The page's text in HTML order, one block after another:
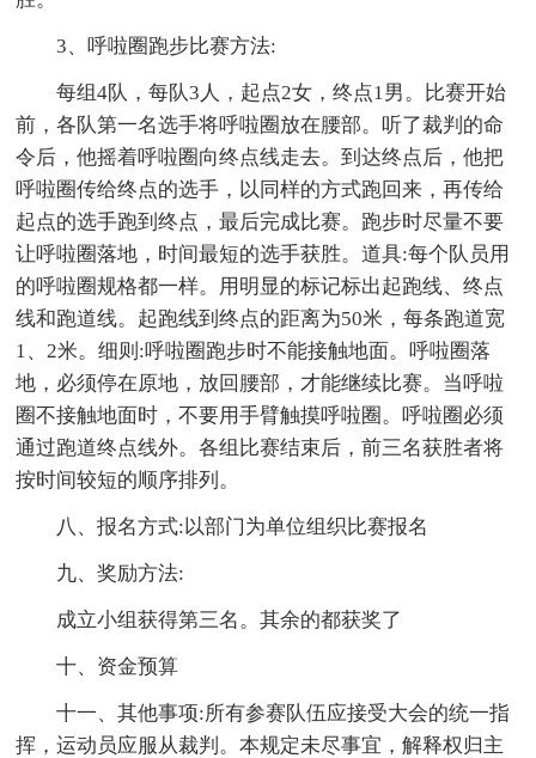
3、呼啦圈跑步比赛方法:
每组4队，每队3人，起点2女，终点1男。比赛开始
前，各队第一名选手将呼啦圈放在腰部。听了裁判的命
令后，他摇着呼啦圈向终点线走去。到达终点后，他把
呼啦圈传给终点的选手，以同样的方式跑回来，再传给
起点的选手跑到终点，最后完成比赛。跑步时尽量不要
让呼啦圈落地，时间最短的选手获胜。道具:每个队员用
的呼啦圈规格都一样。用明显的标记标出起跑线、终点
线和跑道线。起跑线到终点的距离为50米，每条跑道宽
1、2米。细则:呼啦圈跑步时不能接触地面。呼啦圈落
地，必须停在原地，放回腰部，才能继续比赛。当呼啦
圈不接触地面时，不要用手臂触摸呼啦圈。呼啦圈必须
通过跑道终点线外。各组比赛结束后，前三名获胜者将
按时间较短的顺序排列。
八、报名方式:以部门为单位组织比赛报名
九、奖励方法:
成立小组获得第三名。其余的都获奖了
十、资金预算
十一、其他事项:所有参赛队伍应接受大会的统一指
挥，运动员应服从裁判。本规定未尽事宜，解释权归主